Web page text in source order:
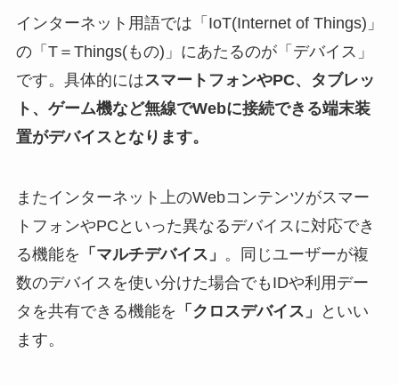
インターネット用語では「IoT(Internet of Things)」
の「T＝Things(もの)」にあたるのが「デバイス」
です。具体的にはスマートフォンやPC、タブレッ
ト、ゲーム機など無線でWebに接続できる端末装
置がデバイスとなります。
またインターネット上のWebコンテンツがスマー
トフォンやPCといった異なるデバイスに対応でき
る機能を 「マルチデバイス」 。同じユーザーが複
数のデバイスを使い分けた場合でもIDや利用デー
タを共有できる機能を 「クロスデバイス」
といい
ます。